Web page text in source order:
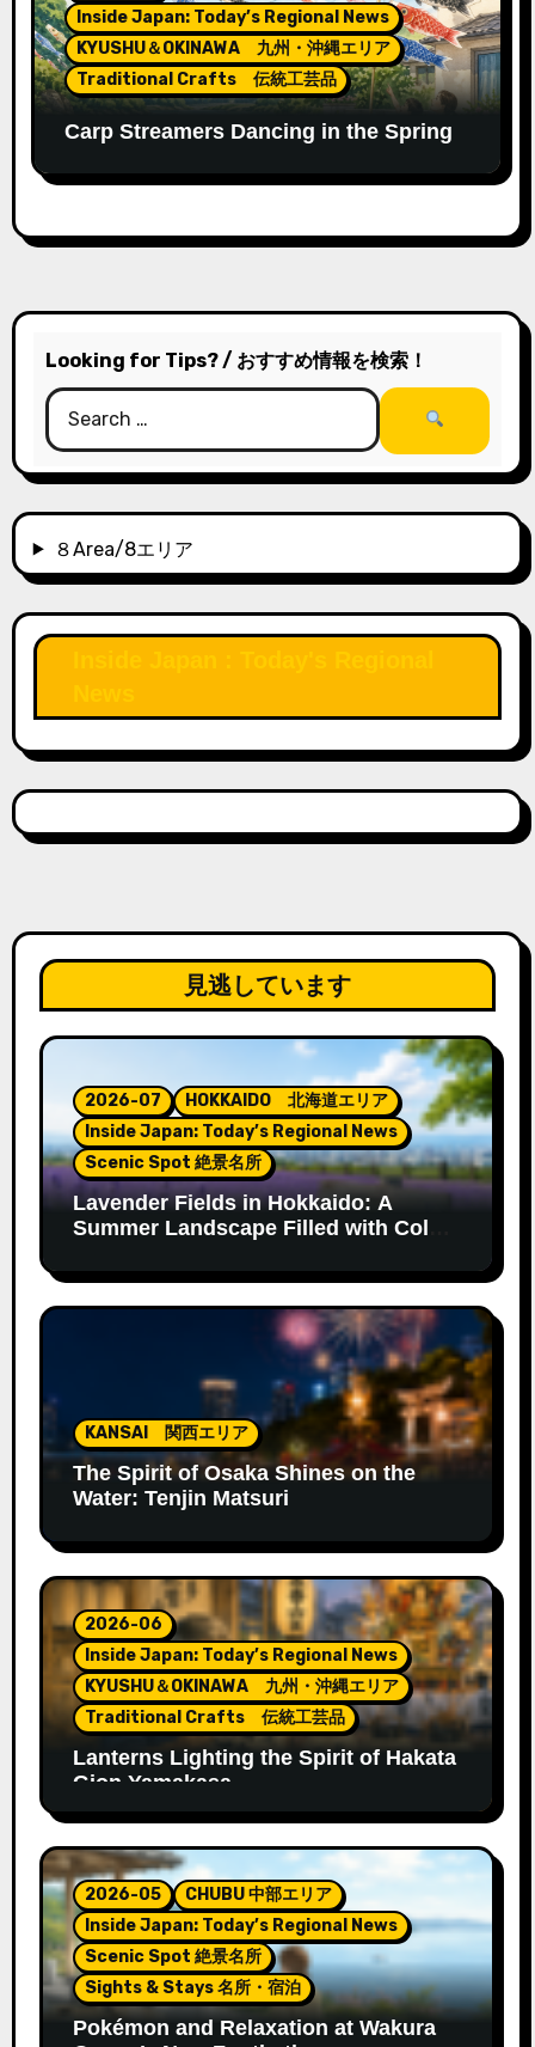
Inside Japan: Today’s Regional News
KYUSHU＆OKINAWA 九州・沖縄エリア
Traditional Crafts 伝統工芸品
Carp Streamers Dancing in the Spring
Growth
Looking for Tips? / おすすめ情報を検索！
８Area/8エリア
見逃しています
2026-07
HOKKAIDO 北海道エリア
Inside Japan: Today’s Regional News
Scenic Spot 絶景名所
Lavender Fields in Hokkaido: A
Summer Landscape Filled with Color
KANSAI 関西エリア
The Spirit of Osaka Shines on the
Water: Tenjin Matsuri
2026-06
Inside Japan: Today’s Regional News
KYUSHU＆OKINAWA 九州・沖縄エリア
Traditional Crafts 伝統工芸品
Lanterns Lighting the Spirit of Hakata
Gion Yamakasa
2026-05
CHUBU 中部エリア
Inside Japan: Today’s Regional News
Scenic Spot 絶景名所
Sights & Stays 名所・宿泊
Pokémon and Relaxation at Wakura